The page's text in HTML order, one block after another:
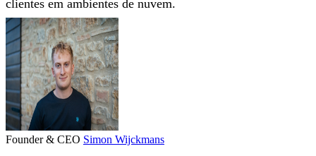
clientes em ambientes de nuvem.
Founder & CEO Simon Wijckmans